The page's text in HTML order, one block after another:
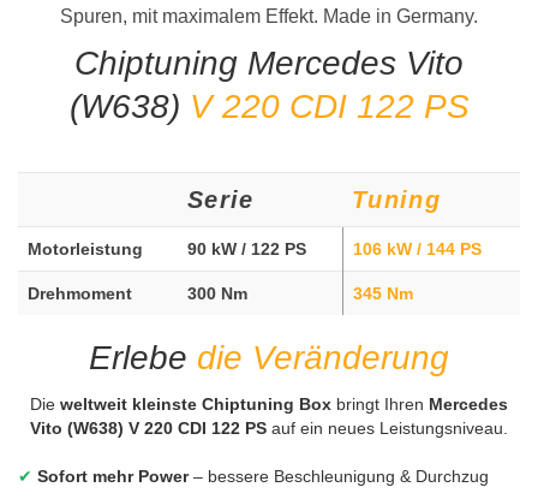
Spuren, mit maximalem Effekt. Made in Germany.
Chiptuning Mercedes Vito
(W638) V 220 CDI 122 PS
Serie Tuning
Motorleistung 90 kW / 122 PS 106 kW / 144 PS
Drehmoment 300 Nm 345 Nm
Erlebe die Veränderung
Die weltweit kleinste Chiptuning Box bringt Ihren Mercedes
Vito (W638) V 220 CDI 122 PS auf ein neues Leistungsniveau.
✔ Sofort mehr Power– bessere Beschleunigung & Durchzug